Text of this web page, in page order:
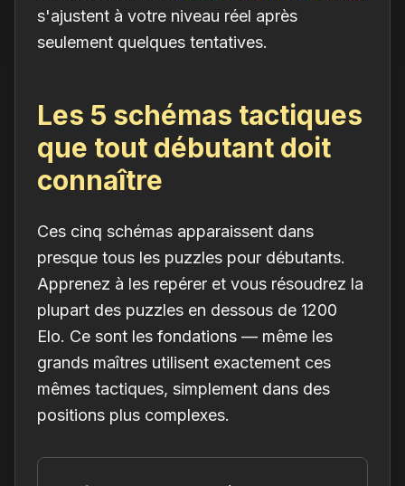
s'ajustent à votre niveau réel après
seulement quelques tentatives.
Les 5 schémas tactiques
que tout débutant doit
connaître
Ces cinq schémas apparaissent dans
presque tous les puzzles pour débutants.
Apprenez à les repérer et vous résoudrez la
plupart des puzzles en dessous de 1200
Elo. Ce sont les fondations — même les
grands maîtres utilisent exactement ces
mêmes tactiques, simplement dans des
positions plus complexes.